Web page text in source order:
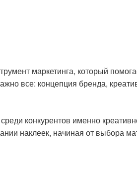
маркетинга, который
все: концепция бренда,
конкурентов именно
наклеек, начиная от выбора